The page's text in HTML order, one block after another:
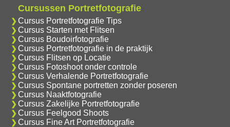
Cursussen Portretfotografie
Cursus Portretfotografie Tips
Cursus Starten met Flitsen
Cursus Boudoirfotografie
Cursus Portretfotografie in de praktijk
Cursus Flitsen op Locatie
Cursus Fotoshoot onder controle
Cursus Verhalende Portretfotografie
Cursus Spontane portretten zonder poseren
Cursus Naaktfotografie
Cursus Zakelijke Portretfotografie
Cursus Feelgood Shoots
Cursus Fine Art Portretfotografie